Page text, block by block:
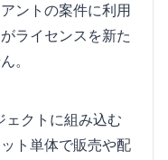
ントの案件に利用
ライセンスを新た
。
クトに組み込む
ト単体で販売や配